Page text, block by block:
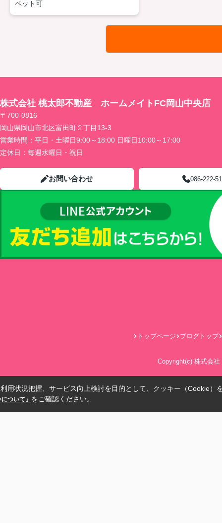
ペット可
株式会社 桃太郎不動産 ホームメイトFC岡山中央店
〒700-0816
岡山県岡山市北区富田町２丁目13-3
営業時間： 平日・土曜日9:00～18:00 日曜日10:00～17:00
定休日： 毎週水曜日・祝日
お問い合わせ 086-222-
トップページ ブログトップ
Copyright(c) 株式会
用状況把握、サービス向上検討を目的として、クッキー（Cookie）
ついて」 をご確認ください。